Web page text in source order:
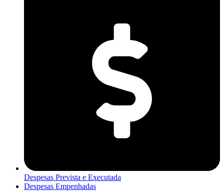
Despesas Prevista e Executada
Despesas Empenhadas